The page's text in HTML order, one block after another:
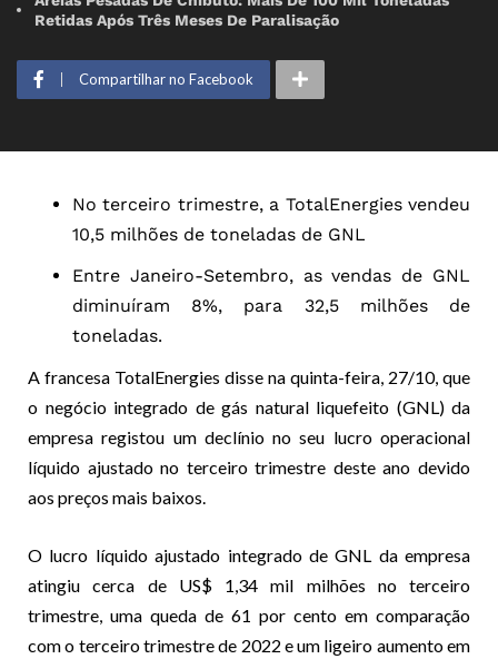
Retidas Após Três Meses De Paralisação
Compartilhar no Facebook
No terceiro trimestre, a TotalEnergies vendeu
10,5 milhões de toneladas de GNL
Entre Janeiro-Setembro, as vendas de GNL
diminuíram 8%, para 32,5 milhões de
toneladas.
A francesa TotalEnergies disse na quinta-feira, 27/10, que
o negócio integrado de gás natural liquefeito (GNL) da
empresa registou um declínio no seu lucro operacional
líquido ajustado no terceiro trimestre deste ano devido
aos preços mais baixos.
O lucro líquido ajustado integrado de GNL da empresa
atingiu cerca de US$ 1,34 mil milhões no terceiro
trimestre, uma queda de 61 por cento em comparação
com o terceiro trimestre de 2022 e um ligeiro aumento em